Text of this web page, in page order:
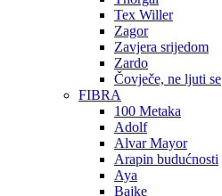
Tex Willer
Zagor
Zavjera srijedom
Zardo
Čovječe, ne ljuti se
FIBRA
100 Metaka
Adolf
Alvar Mayor
Arapin budućnosti
Aya
Bajke